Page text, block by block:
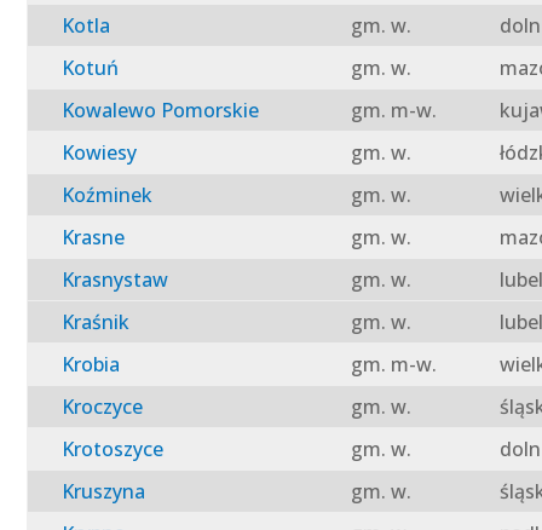
Kotla
gm. w.
Kotuń
gm. w.
Kowalewo Pomorskie
gm. m-w.
Kowiesy
gm. w.
Koźminek
gm. w.
Krasne
gm. w.
Krasnystaw
gm. w.
Kraśnik
gm. w.
Krobia
gm. m-w.
Kroczyce
gm. w.
Krotoszyce
gm. w.
Kruszyna
gm. w.